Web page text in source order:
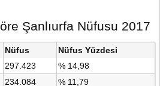
Şanlıurfa Nüfusu 2017
Nüfus
Nüfus Yüzdesi
297.423
% 14,98
234.084
% 11,79